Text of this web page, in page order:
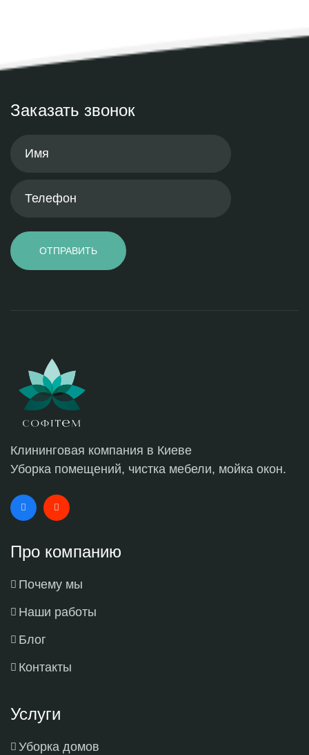
Заказать звонок
ОТПРАВИТЬ
Клининговая компания в Киеве
Уборка помещений, чистка мебели, мойка окон.
Про компанию
Почему мы
Наши работы
Блог
Контакты
Услуги
Уборка домов